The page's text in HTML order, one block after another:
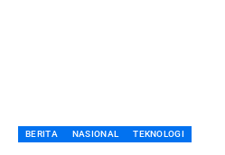
BERITA NASIONAL TEKNOLOGI